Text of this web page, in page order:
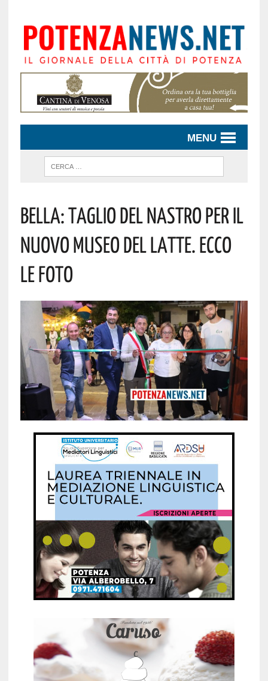
MENU
Bella: Taglio Del Nastro Per Il
Nuovo Museo Del Latte. Ecco
Le Foto